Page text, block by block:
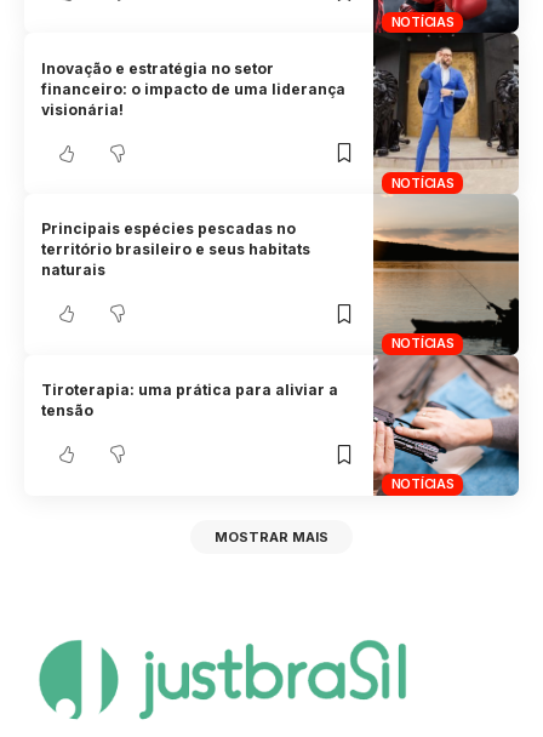
NOTÍCIAS
NOTÍCIAS
Inovação e estratégia no setor
financeiro: o impacto de uma liderança
visionária!
NOTÍCIAS
Principais espécies pescadas no
território brasileiro e seus habitats
naturais
NOTÍCIAS
Tiroterapia: uma prática para aliviar a
tensão
MOSTRAR MAIS